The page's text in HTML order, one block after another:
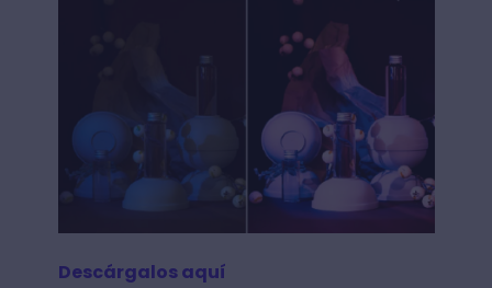
Descárgalos aquí